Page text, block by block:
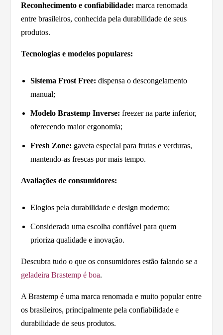
Reconhecimento e confiabilidade: marca renomada
entre brasileiros, conhecida pela durabilidade de seus
produtos.
Tecnologias e modelos populares:
Sistema Frost Free: dispensa o descongelamento
manual;
Modelo Brastemp Inverse: freezer na parte inferior,
oferecendo maior ergonomia;
Fresh Zone: gaveta especial para frutas e verduras,
mantendo-as frescas por mais tempo.
Avaliações de consumidores:
Elogios pela durabilidade e design moderno;
Considerada uma escolha confiável para quem
prioriza qualidade e inovação.
Descubra tudo o que os consumidores estão falando se a
geladeira Brastemp é boa.
A Brastemp é uma marca renomada e muito popular entre
os brasileiros, principalmente pela confiabilidade e
durabilidade de seus produtos.